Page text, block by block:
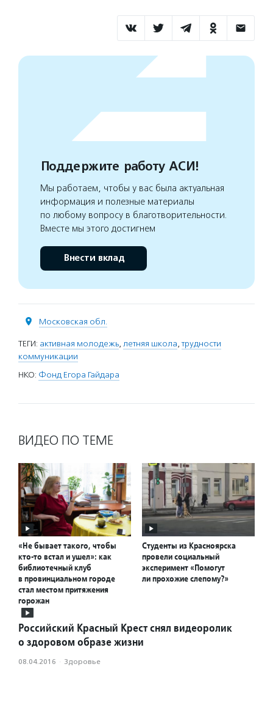
Поддержите работу АСИ!
Мы работаем, чтобы у вас была актуальная
информация и полезные материалы
по любому вопросу в благотворительности.
Вместе мы этого достигнем
Внести вклад
Московская обл.
ТЕГИ: активная молодежь, летняя школа,трудности
коммуникации
НКО: Фонд Егора Гайдара
ВИДЕО ПО ТЕМЕ
«Не бывает такого, чтобы
кто-то встал и ушел»: как
библиотечный клуб
в провинциальном городе
стал местом притяжения
горожан
Студенты из Красноярска
провели социальный
эксперимент «Помогут
ли прохожие слепому?»
Российский Красный Крест снял видеоролик
о здоровом образе жизни
08.04.2016 · Здоровье